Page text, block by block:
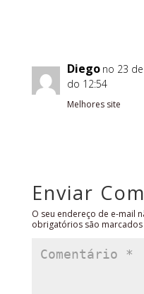
Diego no 23
do 12:54
Melhores site
Enviar
O seu endereço de e-mail
obrigatórios são marcados